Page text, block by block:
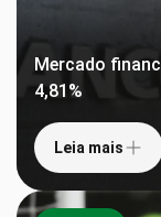
Mercado
4,81%
Leia mais